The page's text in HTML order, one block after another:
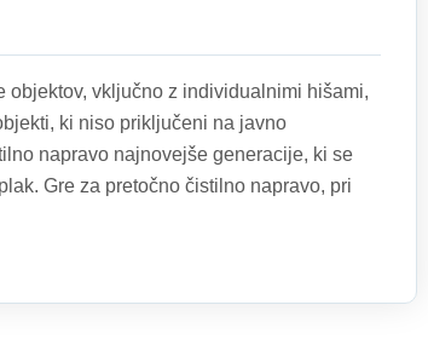
vključno z individualnimi hišami,
ki niso priključeni na javno
napravo najnovejše generacije, ki se
Gre za pretočno čistilno napravo, pri